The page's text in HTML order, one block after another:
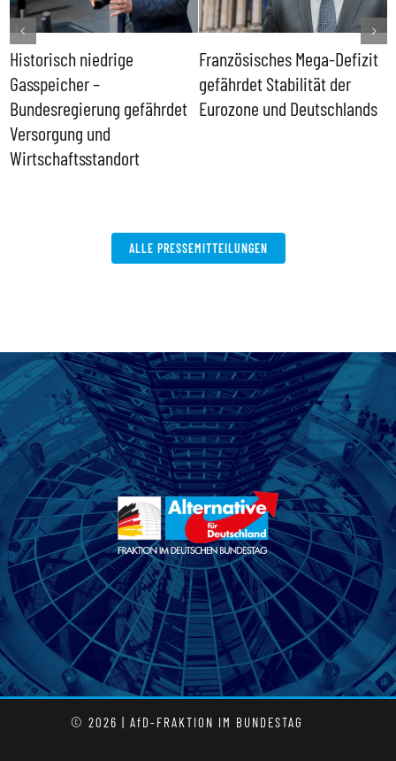
Historisch niedrige
Gasspeicher –
Bundesregierung gefährdet
Versorgung und
Wirtschaftsstandort
Französisches Mega-Defizit
gefährdet Stabilität der
Eurozone und Deutschlands
ALLE PRESSEMITTEILUNGEN
© 2026 | AfD-FRAKTION IM BUNDESTAG